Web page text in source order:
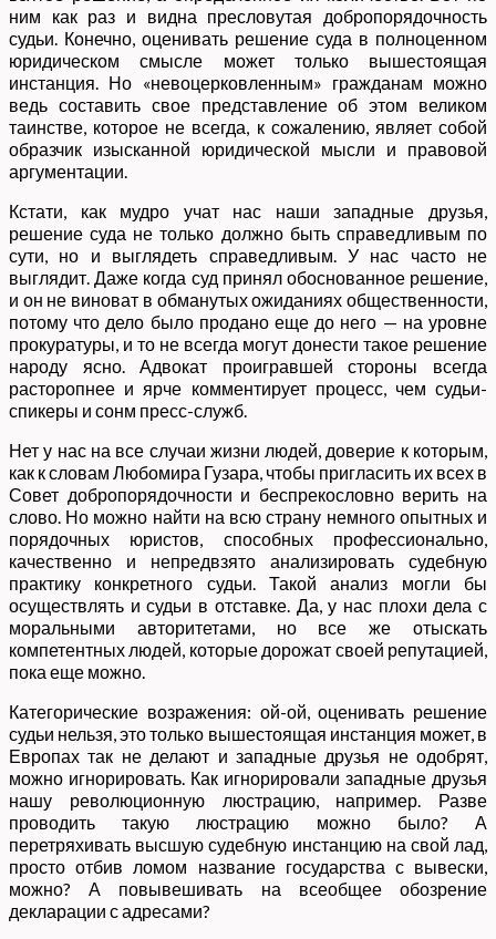
ним как раз и видна пресловутая добропорядочность
судьи. Конечно, оценивать решение суда в полноценном
юридическом смысле может только вышестоящая
инстанция. Но «невоцерковленным» гражданам можно
ведь составить свое представление об этом великом
таинстве, которое не всегда, к сожалению, являет собой
образчик изысканной юридической мысли и правовой
аргументации.
Кстати, как мудро учат нас наши западные друзья,
решение суда не только должно быть справедливым по
сути, но и выглядеть справедливым. У нас часто не
выглядит. Даже когда суд принял обоснованное решение,
и он не виноват в обманутых ожиданиях общественности,
потому что дело было продано еще до него — на уровне
прокуратуры, и то не всегда могут донести такое решение
народу ясно. Адвокат проигравшей стороны всегда
расторопнее и ярче комментирует процесс, чем судьи-
спикеры и сонм пресс-служб.
Нет у нас на все случаи жизни людей, доверие к которым,
как к словам Любомира Гузара, чтобы пригласить их всех в
Совет добропорядочности и беспрекословно верить на
слово. Но можно найти на всю страну немного опытных и
порядочных юристов, способных профессионально,
качественно и непредвзято анализировать судебную
практику конкретного судьи. Такой анализ могли бы
осуществлять и судьи в отставке. Да, у нас плохи дела с
моральными авторитетами, но все же отыскать
компетентных людей, которые дорожат своей репутацией,
пока еще можно.
Категорические возражения: ой-ой, оценивать решение
судьи нельзя, это только вышестоящая инстанция может, в
Европах так не делают и западные друзья не одобрят,
можно игнорировать. Как игнорировали западные друзья
нашу революционную люстрацию, например. Разве
проводить такую люстрацию можно было? А
перетряхивать высшую судебную инстанцию на свой лад,
просто отбив ломом название государства с вывески,
можно? А повывешивать на всеобщее обозрение
декларации с адресами?